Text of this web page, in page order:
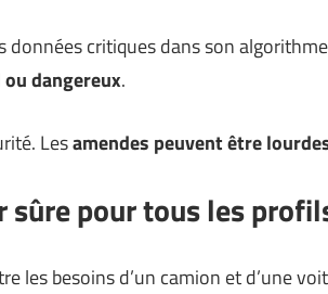
critiques dans son
dangereux.
Lesamendes peuvent être
sûre pour tous les
les besoins d’un camion et d’une